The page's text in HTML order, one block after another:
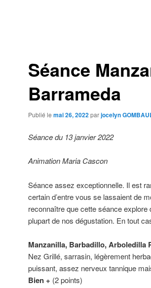
Séance
Barrameda
Publié le mai 26, 2022parjocelyn
Séance du 13 janvier 2022
Animation Maria Cascon
Séance assez exceptionnelle. Il est
certain d’entre vous se lassaient de
reconnaître que cette séance explore
plupart de nos dégustation. En tout
Manzanilla, Barbadillo, Arboledilla
Nez Grillé, sarrasin, légèrement
puissant, assez nerveux tannique
Bien + (2 points)